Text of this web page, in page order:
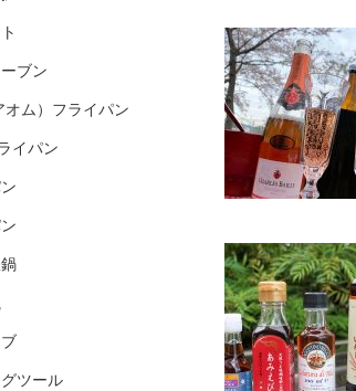
ブン
オム）フライパン
イパン
ツール